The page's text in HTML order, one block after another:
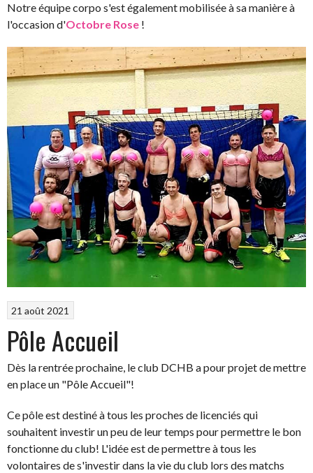
Notre équipe corpo s'est également mobilisée à sa manière à
l'occasion d'Octobre Rose !
21 août 2021
Pôle Accueil
Dès la rentrée prochaine, le club DCHB a pour projet de mettre
en place un "Pôle Accueil"!
Ce pôle est destiné à tous les proches de licenciés qui
souhaitent investir un peu de leur temps pour permettre le bon
fonctionne du club! L'idée est de permettre à tous les
volontaires de s'investir dans la vie du club lors des matchs